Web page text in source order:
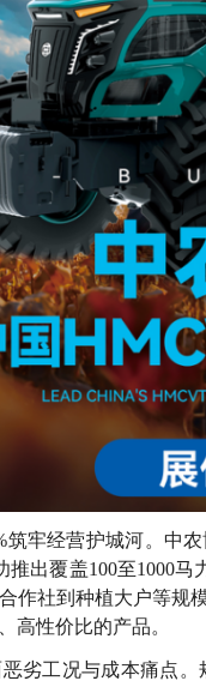
筑牢经营护城河。中
推出覆盖100至1000
作社到种植大户等规
高性价比的产品。
劣工况与成本痛点